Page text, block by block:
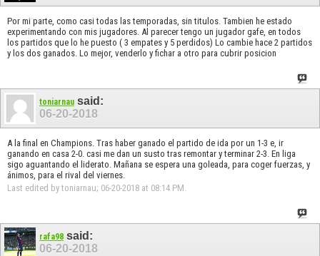
Por mi parte, como casi todas las temporadas, sin titulos. Tambien he estado
experimentando con mis jugadores. Al parecer tengo un jugador gafe, en todos
los partidos que lo he puesto ( 3 empates y 5 perdidos) Lo cambie hace 2 partidos
y los dos ganados. Lo mejor, venderlo y fichar a otro para cubrir posicion
toniarnau said:
06-20-2018
A la final en Champions. Tras haber ganado el partido de ida por un 1-3 e, ir
ganando en casa 2-0. casi me dan un susto tras remontar y terminar 2-3. En liga
sigo aguantando el liderato. Mañana se espera una goleada, para coger fuerzas, y
ánimos, para el rival del viernes.
Last edited by toniarnau; 06-20-2018 at 08:14 PM
rafa98 said:
06-20-2018